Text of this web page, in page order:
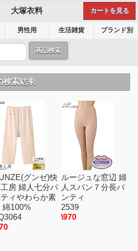
大塚衣料 カートを見る
男性用 生活雑貨 ブランド別
商品検索
検索結果
グンゼ)快
房 婦人七分パ
ィやわらか素
綿100%
ルージュな窓辺 婦
人スパン７分長パ
ンティ
2539
\970